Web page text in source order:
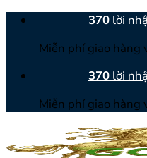
370 lời
Miễn phí giao hàng
370 lời
Miễn phí giao hàng